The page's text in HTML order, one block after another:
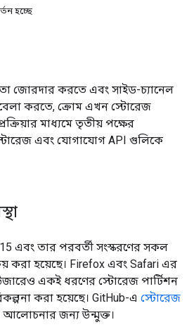
হচ্ছে
জোরদার করতে এবং সাইড-চ্যানেল
করতে, ক্রোম এখন স্টোরেজ
মাধ্যমে তৃতীয় পক্ষের
এবং যোগাযোগ API গুলিকে
এবং তার পরবর্তী সংস্করণের সকল
করা হয়েছে। Firefox এবং Safari এর
একই ধরণের স্টোরেজ পার্টিশন
করা হয়েছে। GitHub-এ স্টোরেজ
জন্য উন্মুক্ত।